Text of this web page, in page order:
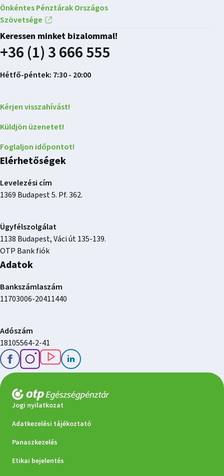
Önkéntes Pénztárak Országos
Szövetsége
Keressen minket bizalommal!
+36 (1) 3 666 555
Hétfő-péntek: 7:30 - 20:00
Kérjen visszahívást!
Küldjön üzenetet!
Foglaljon időpontot!
Elérhetőségek
Levelezési cím
1369 Budapest 5. Pf. 362.
Ügyfélszolgálat
1138 Budapest, Váci út 135-139.
OTP Bank fiók
Adatok
Bankszámlaszám
11703006-20411440
Adószám
18105564-2-41
Jogi nyilatkozat
Adatkezelési tájékoztató
Panaszkezelés
Etikai bejelentés